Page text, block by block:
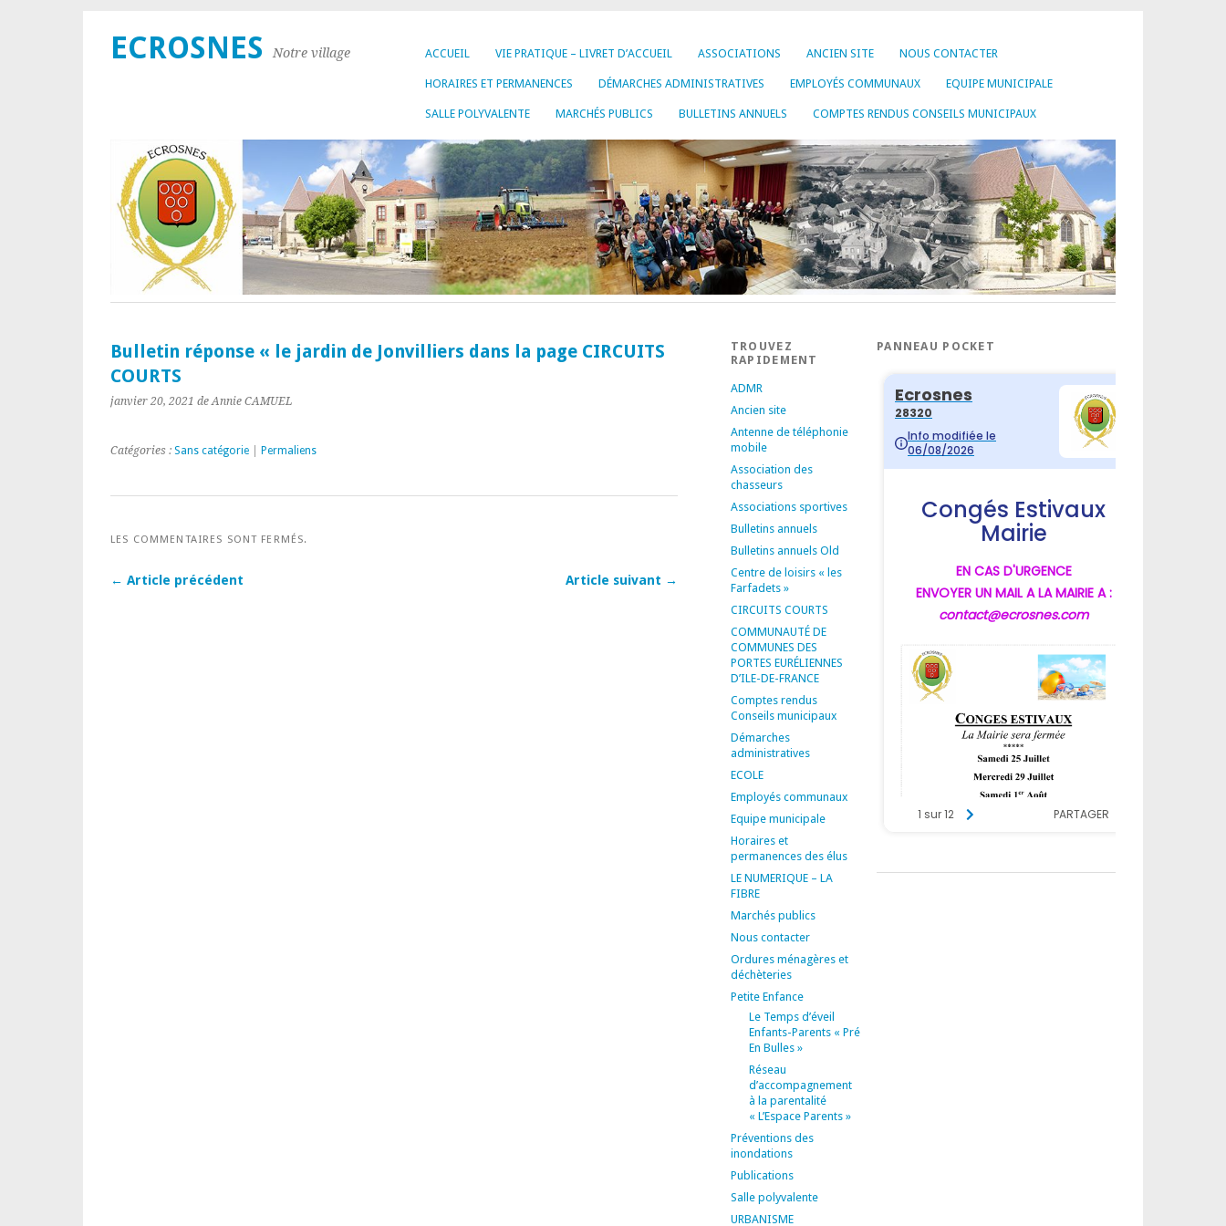
ACCUEIL VIE PRATIQUE – LIVRET D’ACCUEIL ASSOCIATIONS ANCIEN SITE NOUS CONTACTER
HORAIRES ET PERMANENCES DÉMARCHES ADMINISTRATIVES EMPLOYÉS COMMUNAUX EQUIPE MUNICIPALE
SALLE POLYVALENTE MARCHÉS PUBLICS BULLETINS ANNUELS COMPTES RENDUS CONSEILS MUNICIPAUX
ECROSNES Notre village
Bulletin réponse « le jardin de Jonvilliers dans la page CIRCUITS
COURTS
janvier 20, 2021 de Annie CAMUEL
Catégories : Sans catégorie Permaliens
LES COMMENTAIRES SONT FERMÉS.
← Article précédent Article suivant →
TROUVEZ
RAPIDEMENT
ADMR
Ancien site
Antenne de téléphonie
mobile
Association des
chasseurs
Associations sportives
Bulletins annuels
Bulletins annuels Old
Centre de loisirs « les
Farfadets »
CIRCUITS COURTS
COMMUNAUTÉ DE
COMMUNES DES
PORTES EURÉLIENNES
D’ILE-DE-FRANCE
Comptes rendus
Conseils municipaux
Démarches
administratives
ECOLE
Employés communaux
Equipe municipale
Horaires et
permanences des élus
LE NUMERIQUE – LA
FIBRE
Marchés publics
Nous contacter
Ordures ménagères et
déchèteries
Petite Enfance
Le Temps d’éveil
Enfants-Parents « Pré
En Bulles »
Réseau
d’accompagnement
à la parentalité
« L’Espace Parents »
Préventions des
inondations
Publications
Salle polyvalente
URBANISME
PANNEAU POCKET